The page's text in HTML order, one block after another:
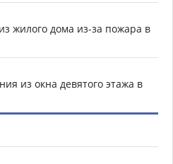
жилого дома из-за пожара в
из окна девятого этажа в